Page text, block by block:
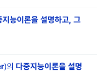
지능이론을 설명하고, 그
)의 다중지능이론을 설명